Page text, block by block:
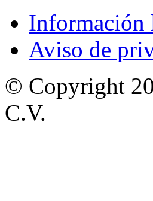
Información
Aviso de
© Copyright
C.V.